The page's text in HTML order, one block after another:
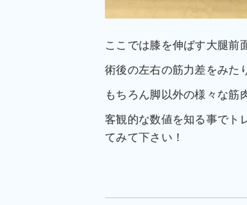
ここでは膝を伸ばす大腿前
術後の左右の筋力差をみた
もちろん脚以外の様々な筋
客観的な数値を知る事でト
てみて下さい！